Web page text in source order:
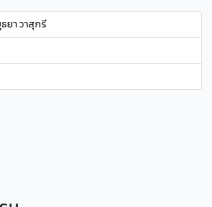
ยา วาสุกรี